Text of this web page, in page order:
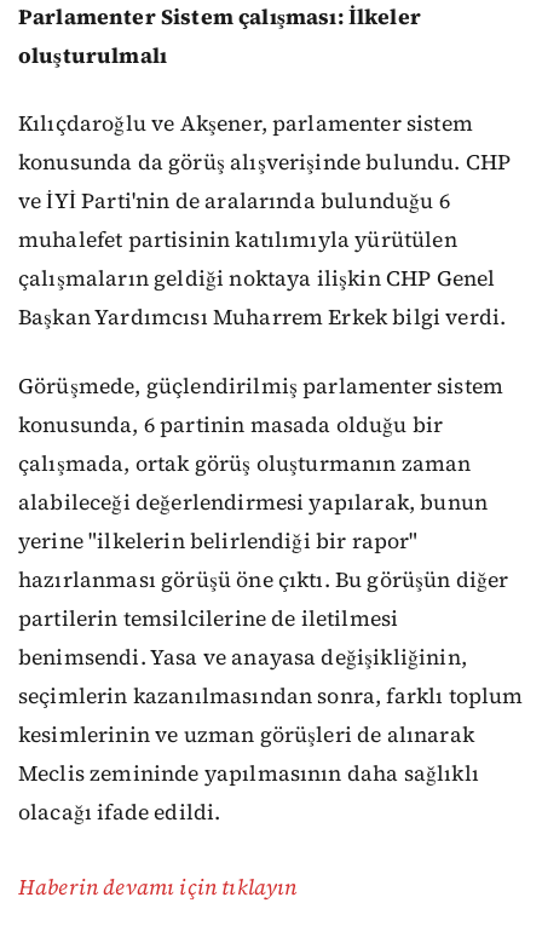
ParlamenterSistem çalışması: İlkeler
oluşturulmalı
Kılıçdaroğlu ve Akşener, parlamenter sistem
konusunda da görüş alışverişinde bulundu. CHP
ve İYİ Parti'nin de aralarında bulunduğu 6
muhalefet partisinin katılımıyla yürütülen
çalışmaların geldiği noktaya ilişkin CHP Genel
Başkan Yardımcısı Muharrem Erkek bilgi verdi.
Görüşmede, güçlendirilmiş parlamenter sistem
konusunda, 6 partinin masada olduğu bir
çalışmada, ortak görüş oluşturmanın zaman
alabileceği değerlendirmesi yapılarak, bunun
yerine "ilkelerin belirlendiği bir rapor"
hazırlanması görüşü öne çıktı. Bu görüşün diğer
partilerin temsilcilerine de iletilmesi
benimsendi. Yasa ve anayasa değişikliğinin,
seçimlerin kazanılmasından sonra, farklı toplum
kesimlerinin ve uzman görüşleri de alınarak
Meclis zemininde yapılmasının daha sağlıklı
olacağı ifade edildi.
Haberin devamı için tıklayın